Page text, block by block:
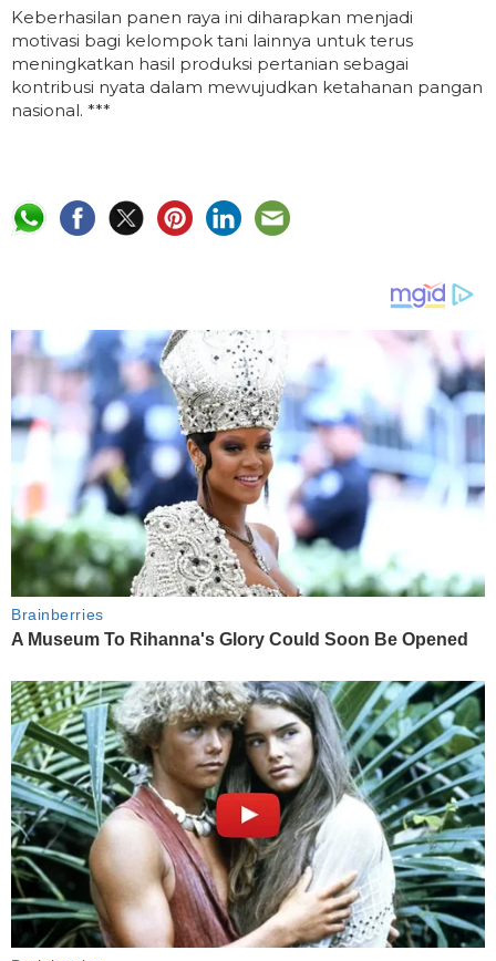
Keberhasilan panen raya ini diharapkan menjadi
motivasi bagi kelompok tani lainnya untuk terus
meningkatkan hasil produksi pertanian sebagai
kontribusi nyata dalam mewujudkan ketahanan pangan
nasional. ***